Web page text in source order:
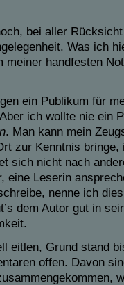
, bei aller
Was ich
meiner handfesten
ein Publikum für
ich wollte nie ein
. Man kann mein
zur Kenntnis
sich nicht nach
eine Leserin
nenne ich
dem Autor gut in
eitlen, Grund stand
offen. Davon